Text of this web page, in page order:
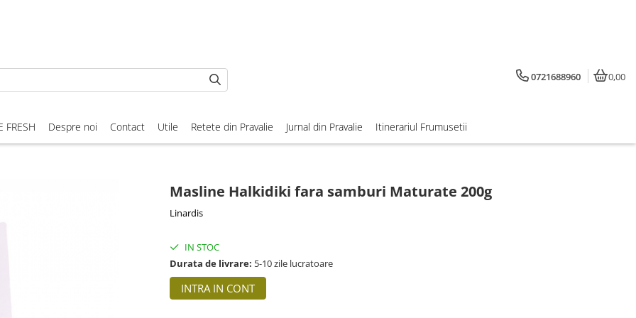
0721688960 0,00
FRESH Despre noi Contact Utile Retete din Pravalie Jurnal din Pravalie Itinerariul Frumusetii
Masline Halkidiki fara samburi Maturate 200g
Linardis
IN STOC
Durata de livrare: 5-10 zile lucratoare
INTRA IN CONT